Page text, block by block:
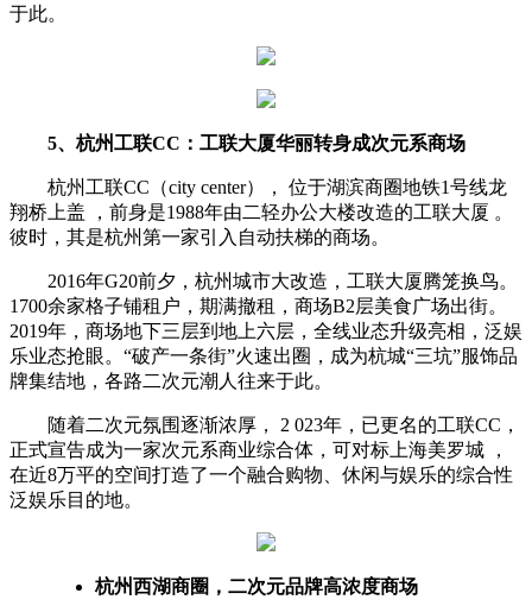
于此。
5、杭州工联CC： 工联大厦华丽转身成次元系商场
杭州工联CC（city center）， 位于湖滨商圈地铁1号线龙
翔桥上盖 ，前身是1988年由二轻办公大楼改造的工联大厦 。
彼时，其是杭州第一家引入自动扶梯的商场。
2016年G20前夕，杭州城市大改造，工联大厦腾笼换鸟。
1700余家格子铺租户，期满撤租，商场B2层美食广场出街。
2019年，商场地下三层到地上六层，全线业态升级亮相，泛娱
乐业态抢眼。“破产一条街”火速出圈，成为杭城“三坑”服饰品
牌集结地，各路二次元潮人往来于此。
随着二次元氛围逐渐浓厚， 2 023年，已更名的工联CC，
正式宣告成为一家次元系商业综合体，可对标上海美罗城 ，
在近8万平的空间打造了一个融合购物、休闲与娱乐的综合性
泛娱乐目的地。
杭州西湖商圈，二次元品牌高浓度商场